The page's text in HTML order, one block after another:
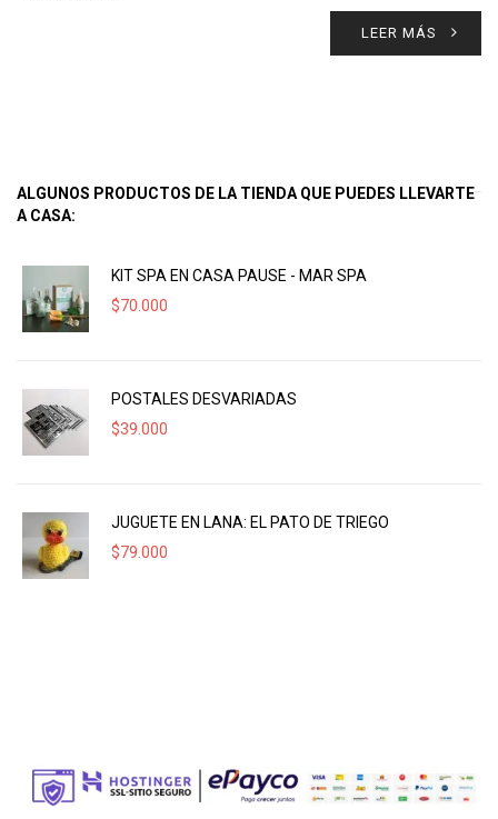
LEER MÁS
ALGUNOS PRODUCTOS DE LA TIENDA QUE PUEDES LLEVARTE
A CASA:
KIT SPA EN CASA PAUSE - MAR SPA
$70.000
POSTALES DESVARIADAS
$39.000
JUGUETE EN LANA: EL PATO DE TRIEGO
$79.000